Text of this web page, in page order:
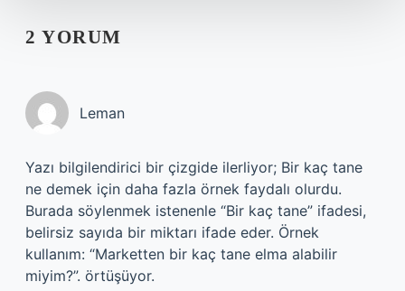
2 YORUM
Leman
Yazı bilgilendirici bir çizgide ilerliyor; Bir kaç tane
ne demek için daha fazla örnek faydalı olurdu.
Burada söylenmek istenenle “Bir kaç tane” ifadesi,
belirsiz sayıda bir miktarı ifade eder. Örnek
kullanım: “Marketten bir kaç tane elma alabilir
miyim?”. örtüşüyor.